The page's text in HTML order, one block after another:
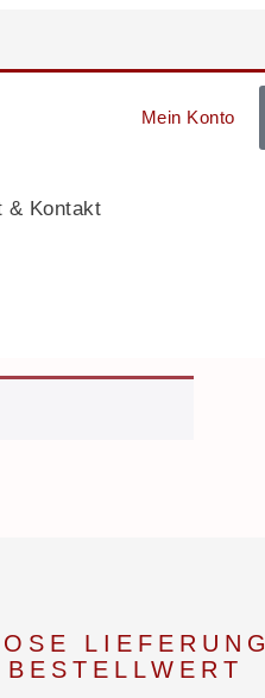
Mein Konto
& Kontakt
LIEFERUNG